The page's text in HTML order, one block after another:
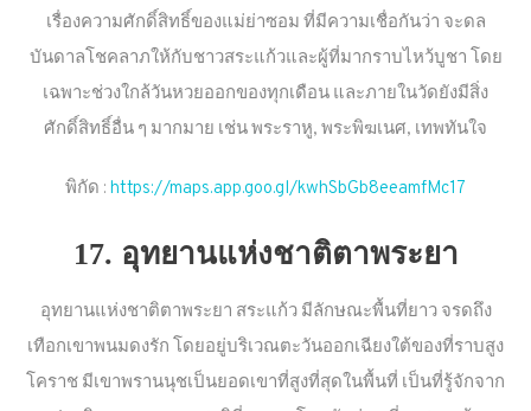
เรื่องความศักดิ์สิทธิ์ของแม่ย่าซอม ที่มีความเชื่อกันว่า จะดล
บันดาลโชคลาภให้กับชาวสระแก้วและผู้ที่มากราบไหว้บูชา โดย
เฉพาะช่วงใกล้วันหวยออกของทุกเดือน และภายในวัดยังมีสิ่ง
ศักดิ์สิทธิ์อื่น ๆ มากมาย เช่น พระราหู, พระพิฆเนศ, เทพทันใจ
พิกัด : https://maps.app.goo.gl/kwhSbGb8eeamfMc17
17. อุทยานแห่งชาติตาพระยา
อุทยานแห่งชาติตาพระยา สระแก้ว มีลักษณะพื้นที่ยาว จรดถึง
เทือกเขาพนมดงรัก โดยอยู่บริเวณตะวันออกเฉียงใต้ของที่ราบสูง
โคราช มีเขาพรานนุชเป็นยอดเขาที่สูงที่สุดในพื้นที่ เป็นที่รู้จักจาก